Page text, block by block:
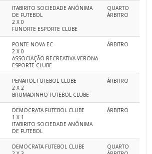
ITABIRITO SOCIEDADE ANÔNIMA
DE FUTEBOL
2 X 0
FUNORTE ESPORTE CLUBE
QUARTO
ÁRBITRO
PONTE NOVA EC
2 X 0
ASSOCIAÇÃO RECREATIVA VERONA
ESPORTE CLUBE
ÁRBITRO
PEÑAROL FUTEBOL CLUBE
2 X 2
BRUMADINHO FUTEBOL CLUBE
ÁRBITRO
DEMOCRATA FUTEBOL CLUBE
1 X 1
ITABIRITO SOCIEDADE ANÔNIMA
DE FUTEBOL
ÁRBITRO
DEMOCRATA FUTEBOL CLUBE
QUARTO